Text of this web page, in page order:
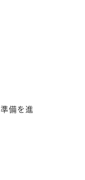
備を進